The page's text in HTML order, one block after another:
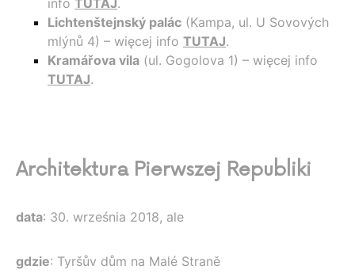
Lichtenštejnský palác (Kampa, ul. U Sovových
mlýnů 4) – więcej info TUTAJ.
Kramářova vila (ul. Gogolova 1) – więcej info
TUTAJ.
Architektura Pierwszej Republiki
data: 30. września 2018, ale
gdzie: Tyršův dům na Malé Straně